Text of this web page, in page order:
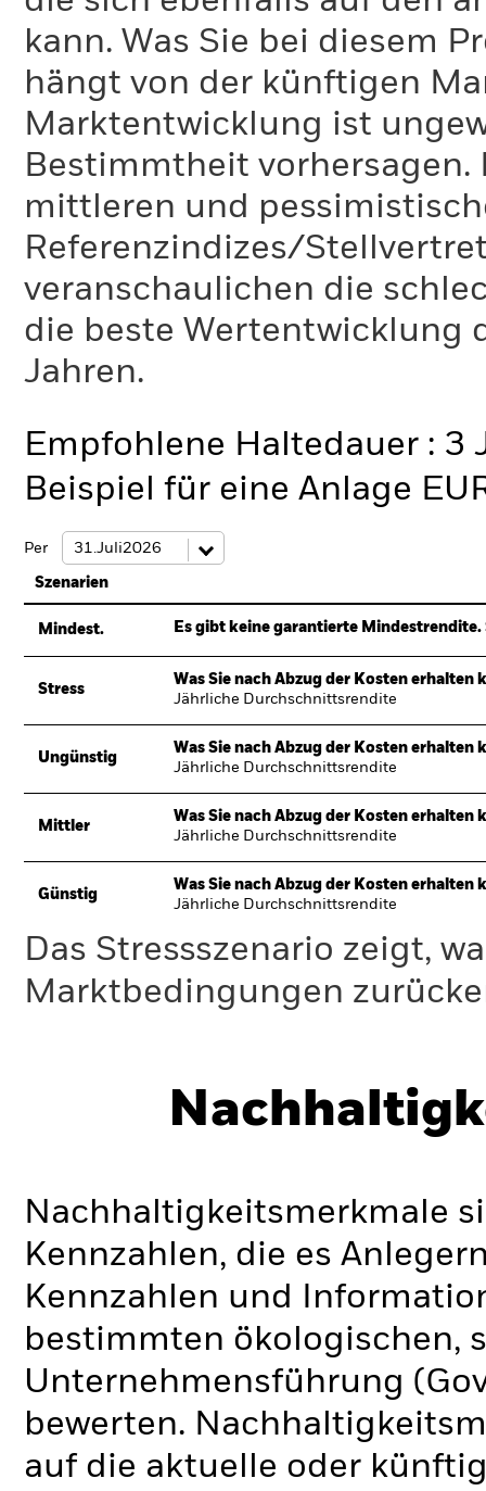
kann. Was Sie bei diesem
hängt von der künftigen
Marktentwicklung ist
Bestimmtheit
mittleren und
Referenzindizes/
veranschaulichen die
die beste Wertentwicklung
Jahren.
Empfohlene Haltedauer : 3
Beispiel für eine Anlage
Per
Szenarien
Mindest. Es gibt keine garantierte
Stress
Was Sie nach Abzug der Kosten erhalten
Jährliche Durchschnittsrendite
Ungünstig
Was Sie nach Abzug der Kosten erhalten
Jährliche Durchschnittsrendite
Mittler
Was Sie nach Abzug der Kosten erhalten
Jährliche Durchschnittsrendite
Günstig
Was Sie nach Abzug der Kosten erhalten
Jährliche Durchschnittsrendite
Das Stressszenario zeigt,
Marktbedingungen
Nachhaltigkeitsmerkmale
Kennzahlen, die es
Kennzahlen und
bestimmten ökologischen,
Unternehmensführung
bewerten.
auf die aktuelle oder